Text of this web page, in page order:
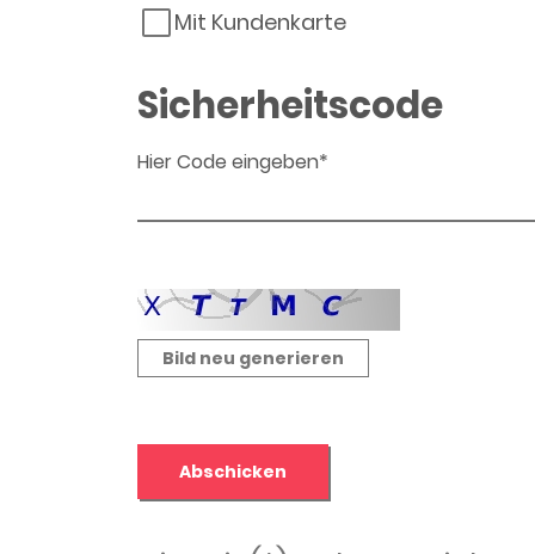
Mit Kundenkarte
Sicherheitscode
Hier Code eingeben*